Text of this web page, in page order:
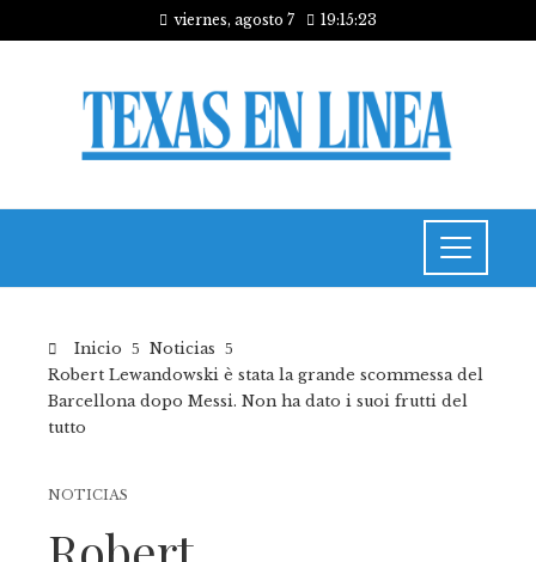
viernes, agosto 7 19:15:24
Inicio
Noticias
Robert Lewandowski è stata la grande scommessa del
Barcellona dopo Messi. Non ha dato i suoi frutti del
tutto
NOTICIAS